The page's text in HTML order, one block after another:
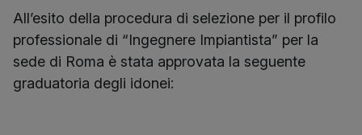
All’esito della procedura di selezione per il profilo
professionale di “Ingegnere Impiantista” per la
sede di Roma è stata approvata la seguente
graduatoria degli idonei: